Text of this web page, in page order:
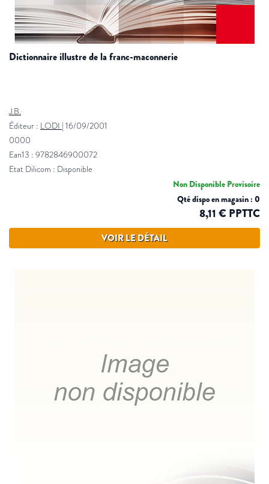
dictionnaire illustre de la franc-maconnerie
J.B.
Éditeur : LODI | 16/09/2001
0000
Ean13 : 9782846900072
Etat Dilicom : Disponible
Non Disponible Provisoire
Qté dispo en magasin : 0
8,11 € PPTTC
VOIR LE DÉTAIL